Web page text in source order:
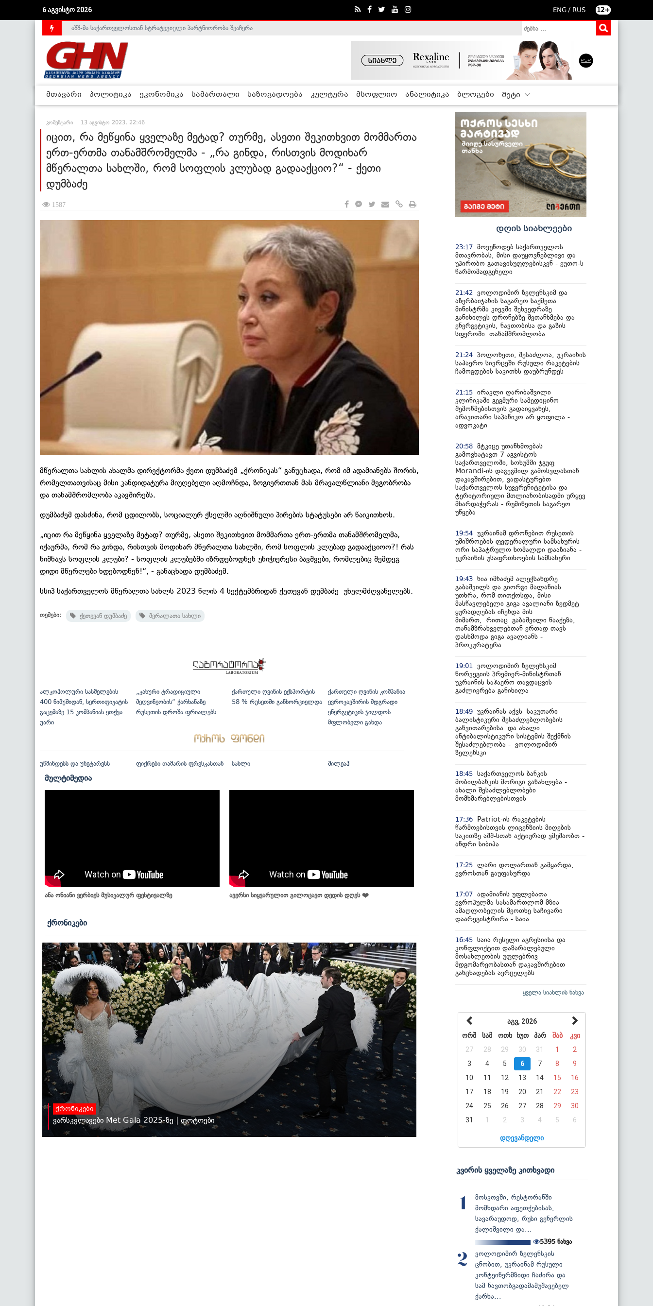
6 აგვისტო 2026 ENG / RUS 12+
საქართველოს დე-ფაქტო მთავრობა არალეგიტიმურია - ჰელსინკის კომისია
აშშ-მა საქართველოსთან სტრატეგიული პარტნიორობა შეაჩერა
მთავარი პოლიტიკა ეკონომიკა სამართალი საზოგადოება კულტურა მსოფლიო ანალიტიკა ბლოგები მეტი
კომენტარი 13 აგვისტო 2023, 22:46
იცით, რა მეწყინა ყველაზე მეტად? თურმე, ასეთი შეკითხვით მომმართა
ერთ-ერთმა თანამშრომელმა - „რა გინდა, რისთვის მოდიხარ
მწერალთა სახლში, რომ სოფლის კლუბად გადააქციო?“ - ქეთი
დუმბაძე
1587
მწერალთა სახლის ახალმა დირექტორმა ქეთი დუმბაძემ „ქრონიკას“ განუცხადა, რომ იმ ადამიანებს შორის,
რომელთათვისაც მისი კანდიდატურა მიუღებელი აღმოჩნდა, ზოგიერთთან მას მრავალწლიანი მეგობრობა
და თანამშრომლობა აკავშირებს.
დუმბაძემ დასძინა, რომ ცდილობს, სოციალურ ქსელში აღნიშნული პირების სტატუსები არ წაიკითხოს.
„იცით რა მეწყინა ყველაზე მეტად? თურმე, ასეთი შეკითხვით მომმართა ერთ-ერთმა თანამშრომელმა,
იქაურმა, რომ რა გინდა, რისთვის მოდიხარ მწერალთა სახლში, რომ სოფლის კლუბად გადააქციოო?! რას
ნიშნავს სოფლის კლუბი? - სოფლის კლუბებში იზრდებოდნენ უნიჭიერესი ბავშვები, რომლებიც შემდეგ
დიდი მწერლები ხდებოდნენ!“, - განაცხადა დუმბაძემ.
სსიპ საქართველოს მწერალთა სახლს 2023 წლის 4 სექტემბრიდან ქეთევან დუმბაძე უხელმძღვანელებს.
თემები: ქეთევან დუმბაძე მერალათა სახლი
ალკოჰოლური სასმელების
400 ნიმუშიდან, სერთიფიკატის
გაცემაზე 15 კომპანიას ეთქვა
უარი
„კახური ტრადიციული
მეღვინეობის“ ქარხანაზე
რუსეთის დროშა ფრიალებს
ქართული ღვინის ექსპორტის
58 % რუსეთში განხორციელდა
ქართული ღვინის კომპანია
ევროკავშირის მდგრადი
ენერგეტიკის ჯილდოს
მფლობელი გახდა
უწმინდესს და უნეტარესს ფიქრები თამარის ფრესკასთან სახლი შილეაჰ
მულტიმედია
ანა ონიანი ვერბიეს მუსიკალურ ფესტივალზე ავერსი სიყვარულით გილოცავთ დედის დღეს ❤️
ქრონიკები
ქრონიკები
ვარსკვლავები Met Gala 2025-ზე | ფოტოები
დღის სიახლეები
23:17 მოვუწოდებ საქართველოს
მთავრობას, მისი დაუყოვნებლივი და
უპირობო გათავისუფლებისკენ - ეუთო-ს
წარმომადგენელი
21:42
ვოლოდიმირ ზელენსკიმ და
აზერბაიჯანის საგარეო საქმეთა
მინისტრმა კიევში შეხვედრაზე
განიხილეს დრონებზე შეთანხმება და
ენერგეტიკის, ნავთობისა და გაზის
სფეროში თანამშრომლობა
21:24 პოლონეთი, შესაძლოა, უკრაინის
საჰაერო სივრცეში რუსული რაკეტების
ჩამოგდების საკითხს დაუბრუნდეს
21:15 ირაკლი ღარიბაშვილი
კლინიკაში გეგმური სამედიცინო
შემოწმებისთვის გადაიყვანეს,
არავითარი საპანიკო არ ყოფილა -
ადვოკატი
20:58 მტკიცე უთანხმოებას
გამოვხატავთ 7 აგვისტოს
საქართველოში, სოხუმში ჯგუფ
Morandi-ის დაგეგმილ გამოსვლასთან
დაკავშირებით, ვადასტურებთ
საქართველოს სუვერენიტეტისა და
ტერიტორიული მთლიანობისადმი ურყევ
მხარდაჭერას - რუმინეთის საგარეო
უწყება
19:54 უკრაინამ დრონებით რუსეთის
უშიშროების ფედერალური სამსახურის
ორი საპატრულო ხომალდი დააზიანა -
უკრაინის უსაფრთხოების სამსახური
19:43 ნია იმნაძემ ალექსანდრე
გაბაშვილს და გიორგი მალანიას
უთხრა, რომ თითქოსდა, მისი
მასწავლებელი გიგა ავალიანი ზედმეტ
ყურადღებას იჩენდა მის
მიმართ, რითაც გაბაშვილი წააქეზა,
თანამზრახველებთან ერთად თავს
დასხმოდა გიგა ავალიანს -
პროკურატურა
19:01
ვოლოდიმირ ზელენსკიმ
ნორვეგიის პრემიერ-მინისტრთან
უკრაინის საჰაერო თავდაცვის
გაძლიერება განიხილა
18:49 უკრაინას აქვს საკუთარი
ბალისტიკური შესაძლებლობების
განვითარებისა და ახალი
ანტიბალისტიკური სისტემის შექმნის
შესაძლებლობა - ვოლოდიმირ
ზელენსკი
18:45 საქართველოს ბანკის
მობილბანკის მორიგი განახლება -
ახალი შესაძლებლობები
მომხმარებლებისთვის
17:36
Patriot-ის რაკეტების
წარმოებისთვის ლიცენზიის მიღების
საკითზე აშშ-სთან აქტიურად ვმუშაობთ -
ანდრი სიბიჰა
17:25 ლარი დოლართან გამყარდა,
ევროსთან გაუფასურდა
17:07 ადამიანის უფლებათა
ევროპულმა სასამართლომ მზია
ამაღლობელის მეოთხე საჩივარი
დაარეგისტრირა - საია
16:45 საია რუსული აგრესიისა და
კონფლიქტით დაზარალებული
მოსახლეობის უფლებრივ
მდგომარეობასთან დაკავშირებით
განცხადებას ავრცელებს
ყველა სიახლის ნახვა
აგვ, 2026
ორშ
სამ ოთხ ხუთ პარ შაბ
კვი
27
28 29 30 31 1
2
3
4 5 6 7 8
9
10
11 12 13 14 15
16
17
18 19 20 21 22
23
24
25 26 27 28 29
30
31
1 2 3 4 5 6
დღევანდელი
კვირის ყველაზე კითხვადი
1
მოსკოვში, რესტორანში
მომხდარი აფეთქებისას,
სავარაუდოდ, რუსი გენერლის
ქალიშვილი და...
5395 ნახვა
2
ვოლოდიმირ ზელენსკის
ცნობით, უკრაინამ რუსული
კონტეინერმზიდი ჩაძირა და
სამ ნავთობგადამამუშავებელ
ქარხა...